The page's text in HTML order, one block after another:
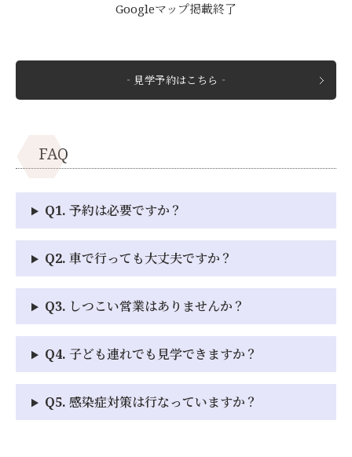
Googleマップ掲載終了
‐見学予約はこちら‐
FAQ
Q1. 予約は必要ですか？
Q2. 車で行っても大丈夫ですか？
Q3. しつこい営業はありませんか？
Q4. 子ども連れでも見学できますか？
Q5. 感染症対策は行なっていますか？